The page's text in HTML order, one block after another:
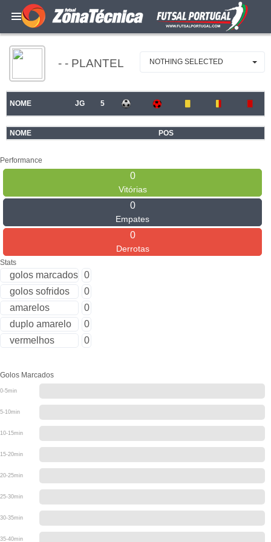
- - PLANTEL NOTHING SELECTED
NOME JG 5
NOME POS
Performance
0
Vitórias
0
Empates
0
Derrotas
Stats
golos marcados 0
golos sofridos
0
amarelos
0
duplo amarelo
0
vermelhos
0
Golos Marcados
0-5min
5-10min
10-15min
15-20min
20-25min
25-30min
30-35min
35-40min